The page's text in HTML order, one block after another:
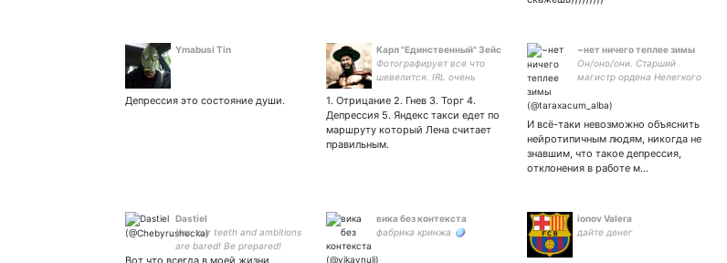
Ymabusi Tin
Депрессия это состояние души.
Карл "Единственный" Зейс
Фотографирует все что
шевелится. IRL очень
Каспер.
1. Отрицание 2. Гнев 3. Торг 4.
Депрессия 5. Яндекс такси едет по
маршруту который Лена считает
правильным.
~нет ничего теплее зимы
Он/оно/они. Старший
магистр ордена Нелегкого
ромашки, звёзды, китов и
и противный. ЛИЭ/
ЭЛВФ/ISFP
И всё-таки невозможно объяснить
нейротипичным людям, никогда не
знавшим, что такое депрессия,
отклонения в работе м…
Dastiel
Yes, our teeth and ambitions
are bared! Be prepared!
Вот что всегда в моей жизни
вика без контекста
фабрика кринжа 🪩
ionov Valera
дайте денег